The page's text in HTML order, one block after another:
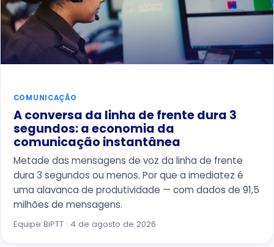
COMUNICAÇÃO
A conversa da linha de frente dura 3
segundos: a economia da
comunicação instantânea
Metade das mensagens de voz da linha de frente
dura 3 segundos ou menos. Por que a imediatez é
uma alavanca de produtividade — com dados de 91,5
milhões de mensagens.
Equipe BiPTT · 4 de agosto de 2026